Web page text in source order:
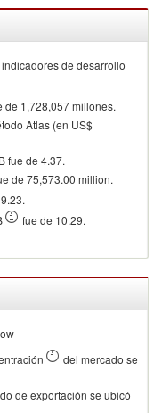
de desarrollo
de 1,728,057 millones.
Atlas (en US$
fue de 4.37.
de 75,573.00 million.
fue de 10.29.
del mercado se
de exportación se ubicó